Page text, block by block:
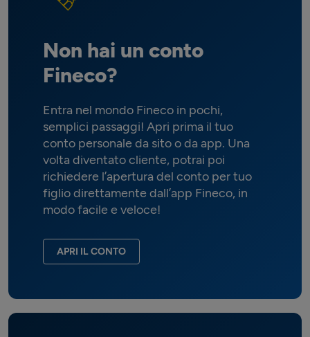
Non hai un conto
Fineco?
Entra nel mondo Fineco in pochi,
semplici passaggi! Apri prima il tuo
conto personale da sito o da app. Una
volta diventato cliente, potrai poi
richiedere l’apertura del conto per tuo
figlio direttamente dall’app Fineco, in
modo facile e veloce!
APRI IL CONTO